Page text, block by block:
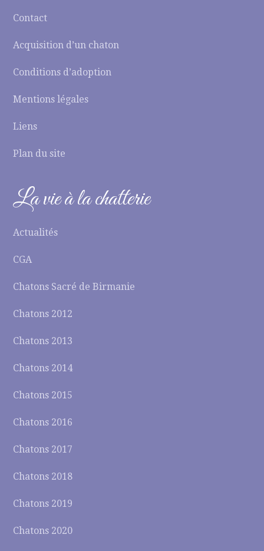
Contact
Acquisition d’un chaton
Conditions d’adoption
Mentions légales
Liens
Plan du site
La vie à la chatterie
Actualités
CGA
Chatons Sacré de Birmanie
Chatons 2012
Chatons 2013
Chatons 2014
Chatons 2015
Chatons 2016
Chatons 2017
Chatons 2018
Chatons 2019
Chatons 2020